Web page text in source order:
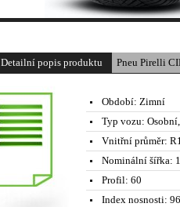
Detailní popis produktu Pneu Pirelli
Období: Zimní
Typ vozu:
Vnitřní průměr:
Nominální šířka:
Profil: 60
Index nosnosti: